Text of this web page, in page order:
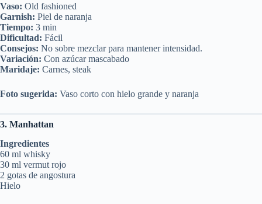
Vaso: Old fashioned
Garnish: Piel de naranja
Tiempo: 3 min
Dificultad: Fácil
Consejos: No sobre mezclar para mantener intensidad.
Variación: Con azúcar mascabado
Maridaje: Carnes, steak
Foto sugerida: Vaso corto con hielo grande y naranja
3. Manhattan
Ingredientes
60 ml whisky
30 ml vermut rojo
2 gotas de angostura
Hielo